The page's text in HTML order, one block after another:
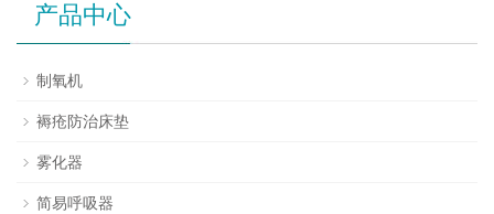
产品中心
制氧机
褥疮防治床垫
雾化器
简易呼吸器